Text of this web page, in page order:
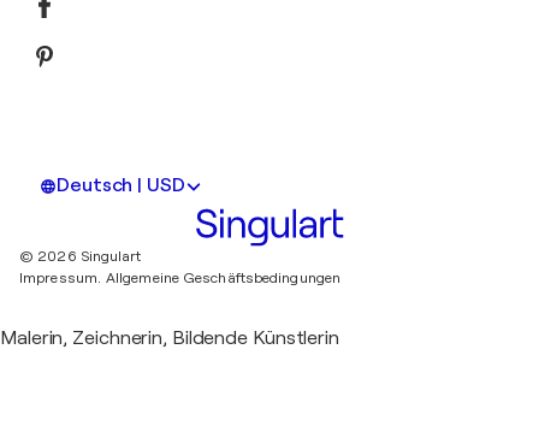
Deutsch | USD
© 2026 Singulart
Impressum. Allgemeine Geschäftsbedingungen
Malerin, Zeichnerin, Bildende Künstlerin